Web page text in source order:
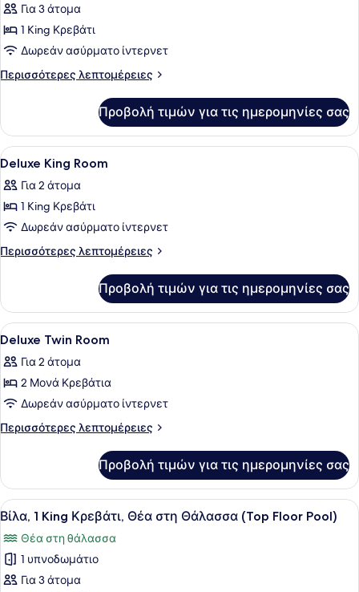
για
Pool
Villa
View
Για 3 άτομα
1 King Κρεβάτι
Δωρεάν ασύρματο ίντερνετ
Περισσότερες λεπτομέρειες
Περισσότερες
Villa
Ocean
View
Προβολή τιμών για τις ημερομηνίες σας
Προβολή
όλων
των
φωτογραφιών
για
Deluxe
Κλινοσκεπάσματα υψηλής
16
Deluxe King Room
Για 2 άτομα
1 King Κρεβάτι
Δωρεάν ασύρματο ίντερνετ
Περισσότερες λεπτομέρειες
Περισσότερες
King
Room
Προβολή τιμών για τις ημερομηνίες σας
Προβολή
όλων
των
φωτογραφιών
για
Deluxe
Κλινοσκεπάσματα υψηλής
13
Deluxe Twin Room
Για 2 άτομα
2 Μονά Κρεβάτια
Δωρεάν ασύρματο ίντερνετ
Περισσότερες λεπτομέρειες
Περισσότερες
Twin
Room
Προβολή τιμών για τις ημερομηνίες σας
Προβολή
όλων
των
φωτογραφιών
για
Ένα μοντέρνο σαλόνι με μια
5
Βίλα, 1 King Κρεβάτι, Θέα στη Θάλασσα (Top Floor Pool)
Θέα στη θάλασσα
1 υπνοδωμάτιο
Για 3 άτομα